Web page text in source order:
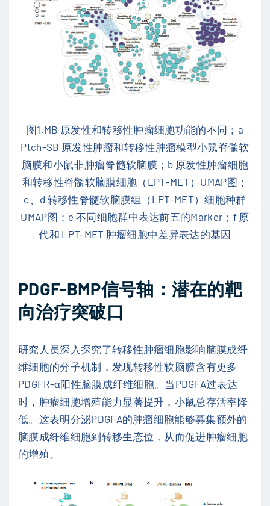
图1.MB 原发性和转移性肿瘤细胞功能的不同；a
Ptch-SB 原发性肿瘤和转移性肿瘤模型小鼠脊髓软
脑膜和小鼠非肿瘤脊髓软脑膜；b 原发性肿瘤细胞
和转移性脊髓软脑膜细胞（LPT-MET）UMAP图；
c、d 转移性脊髓软脑膜组（LPT-MET）细胞种群
UMAP图；e 不同细胞群中表达前五的Marker；f 原
代和 LPT-MET 肿瘤细胞中差异表达的基因
PDGF-BMP信号轴：潜在的靶
向治疗突破口
研究人员深入探究了转移性肿瘤细胞影响脑膜成纤
维细胞的分子机制，发现转移性软脑膜含有更多
PDGFR-α阳性脑膜成纤维细胞。当PDGFA过表达
时，肿瘤细胞增殖能力显著提升，小鼠总存活率降
低。这表明分泌PDGFA的肿瘤细胞能够募集额外的
脑膜成纤维细胞到转移生态位，从而促进肿瘤细胞
的增殖。